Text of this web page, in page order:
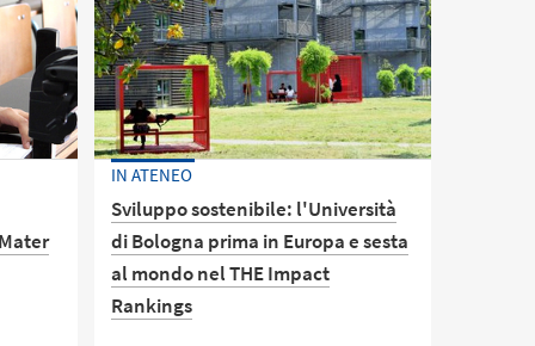
questionario intercetterà l'impegno
della comunità studentesca che
prescinde quello di studio e che
costituisce un arricchimento al
percorso formativo
IN ATENEO
Sviluppo sostenibile: l'Università
di Bologna prima in Europa e sesta
al mondo nel THE Impact
Rankings